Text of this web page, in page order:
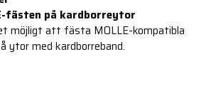
fästen på kardborreytor
möjligt att fästa MOLLE-kompatibla
ytor med kardborreband.